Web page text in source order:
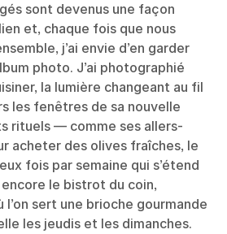
sont devenus une façon
et, chaque fois que nous
j’ai envie d’en garder
photo. J’ai photographié
la lumière changeant au fil
les fenêtres de sa nouvelle
rituels — comme ses allers-
acheter des olives fraîches, le
fois par semaine qui s’étend
encore le bistrot du coin,
l’on sert une brioche gourmande
les jeudis et les dimanches.